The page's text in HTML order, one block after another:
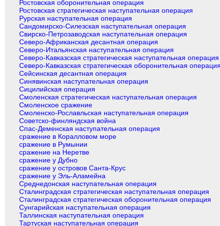
Ростовская оборонительная операция
Ростовская стратегическая наступательная операция
Рурская наступательная операция
Сандомирско-Силезская наступательная операция
Свирско-Петрозаводская наступательная операция
Северо-Африканская десантная операция
Северо-Итальянская наступательная операция
Северо-Кавказская стратегическая наступательная операция
Северо-Кавказская стратегическая оборонительная
Сейсинская десантная операция
Синявинская наступательная операция
Сицилийская операция
Смоленская стратегическая наступательная операция
Смоленское сражение
Смоленско-Рославльская наступательная операция
Советско-финляндская война
Спас-Деменская наступательная операция
сражение в Коралловом море
сражение в Румынии
сражение на Неретве
сражение у Дубно
сражение у островов Санта-Крус
сражение у Эль-Аламейна
Среднедонская наступательная операция
Сталинградская стратегическая наступательная операция
Сталинградская стратегическая оборонительная операция
Сунгарийская наступательная операция
Таллинская наступательная операция
Тартуская наступательная операция